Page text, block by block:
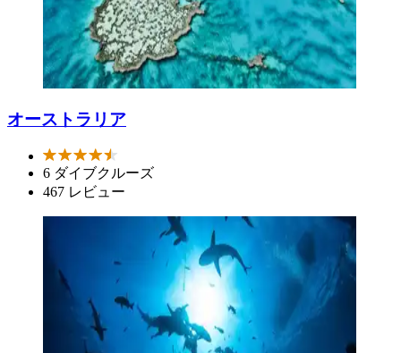
オーストラリア
6 ダイブクルーズ
467 レビュー